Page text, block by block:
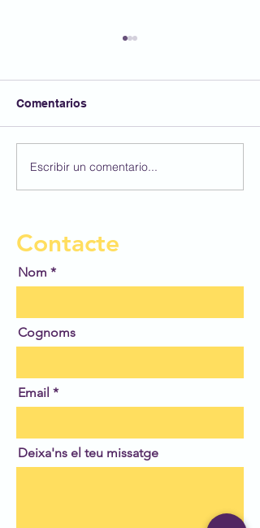
Els lapbook de les
estrelles - segona part
Comentarios
Escribir un comentario...
Contacte
Nom
Cognoms
Email
Deixa'ns el teu missatge